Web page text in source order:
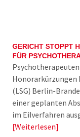
GERICHT STOPPT
FÜR
Honorarkürzungen
(LSG) Berlin-
einer geplanten
im Eilverfahren
Weiterlesen